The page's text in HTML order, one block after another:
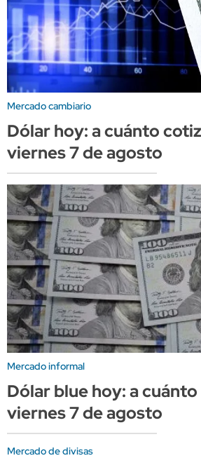
Mercado cambiario
Dólar hoy: a cuánto
viernes 7 de agosto
Mercado informal
Dólar blue hoy: a
viernes 7 de agosto
Mercado de divisas